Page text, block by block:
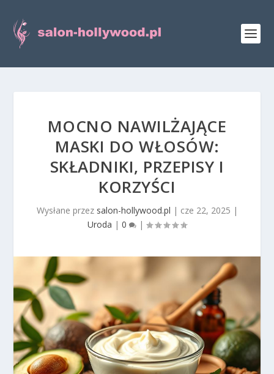
MOCNO NAWILŻAJĄCE
MASKI DO WŁOSÓW:
SKŁADNIKI, PRZEPISY I
KORZYŚCI
Wysłane przez salon-hollywood.pl | cze 22, 2025 |
Uroda | 0 |